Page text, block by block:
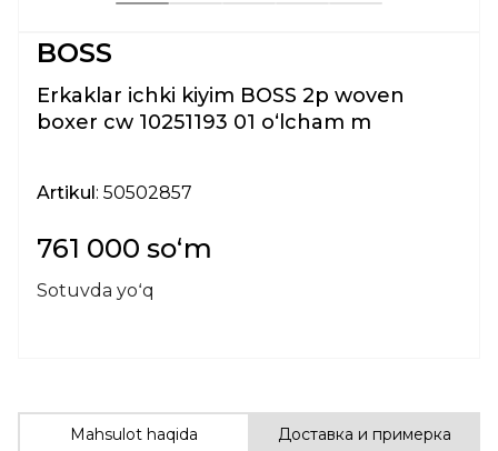
BOSS
Erkaklar ichki kiyim BOSS 2p woven
boxer cw 10251193 01 oʻlcham m
Artikul: 50502857
761 000 soʻm
Sotuvda yoʻq
Mahsulot haqida Доставка и примерка